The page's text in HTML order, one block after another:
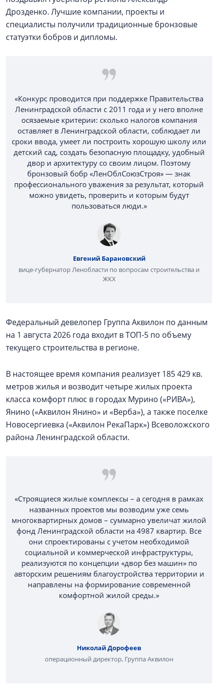
Дрозденко. Лучшие компании, проекты и
специалисты получили традиционные бронзовые
статуэтки бобров и дипломы.
«Конкурс проводится при поддержке Правительства
Ленинградской области с 2011 года и у него вполне
осязаемые критерии: сколько налогов компания
оставляет в Ленинградской области, соблюдает ли
сроки ввода, умеет ли построить хорошую школу или
детский сад, создать безопасную площадку, удобный
двор и архитектуру со своим лицом. Поэтому
бронзовый бобр «ЛенОблСоюзСтроя» — знак
профессионального уважения за результат, который
можно увидеть, проверить и которым будут
пользоваться люди.»
Евгений Барановский
вице-губернатор Ленобласти по вопросам строительства и
ЖКХ
Федеральный девелопер Группа Аквилон по данным
на 1 августа 2026 года входит в ТОП-5 по объему
текущего строительства в регионе.
В настоящее время компания реализует 185 429 кв.
метров жилья и возводит четыре жилых проекта
класса комфорт плюс в городах Мурино («РИВА»),
Янино («Аквилон Янино» и «Верба»), а также поселке
Новосергиевка («Аквилон РекаПарк») Всеволожского
района Ленинградской области.
«Строящиеся жилые комплексы – а сегодня в рамках
названных проектов мы возводим уже семь
многоквартирных домов – суммарно увеличат жилой
фонд Ленинградской области на 4987 квартир. Все
они спроектированы с учетом необходимой
социальной и коммерческой инфраструктуры,
реализуются по концепции «двор без машин» по
авторским решениям благоустройства территории и
направлены на формирование современной
комфортной жилой среды.»
Николай Дорофеев
операционный директор, Группа Аквилон